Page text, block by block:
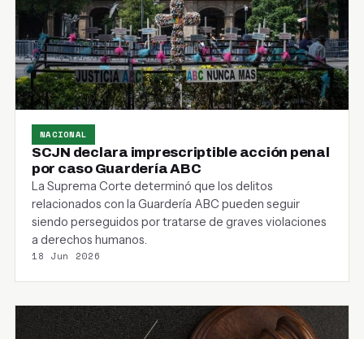
NACIONAL
SCJN declara imprescriptible acción penal
por caso Guardería ABC
La Suprema Corte determinó que los delitos
relacionados con la Guardería ABC pueden seguir
siendo perseguidos por tratarse de graves violaciones
a derechos humanos.
18 Jun 2026